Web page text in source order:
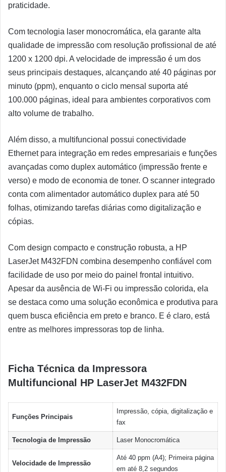
praticidade.
Com tecnologia laser monocromática, ela garante alta
qualidade de impressão com resolução profissional de até
1200 x 1200 dpi. A velocidade de impressão é um dos
seus principais destaques, alcançando até 40 páginas por
minuto (ppm), enquanto o ciclo mensal suporta até
100.000 páginas, ideal para ambientes corporativos com
alto volume de trabalho.
Além disso, a multifuncional possui conectividade
Ethernet para integração em redes empresariais e funções
avançadas como duplex automático (impressão frente e
verso) e modo de economia de toner. O scanner integrado
conta com alimentador automático duplex para até 50
folhas, otimizando tarefas diárias como digitalização e
cópias.
Com design compacto e construção robusta, a HP
LaserJet M432FDN combina desempenho confiável com
facilidade de uso por meio do painel frontal intuitivo.
Apesar da ausência de Wi-Fi ou impressão colorida, ela
se destaca como uma solução econômica e produtiva para
quem busca eficiência em preto e branco. E é claro, está
entre as melhores impressoras top de linha.
Ficha Técnica da Impressora
Multifuncional HP LaserJet M432FDN
Funções Principais
Impressão, cópia, digitalização e
fax
Tecnologia de Impressão Laser Monocromática
Velocidade de Impressão
Até 40 ppm (A4); Primeira página
em até 8,2 segundos